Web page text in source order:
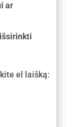
ar
el laišką: